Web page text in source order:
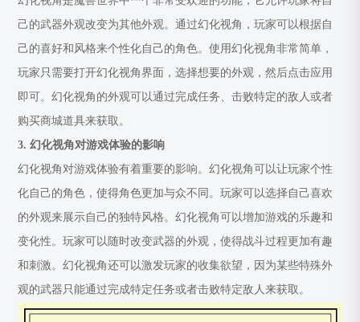
己的武器外观改变为其他外观。通过幻化视角，玩家可以根据自
己的喜好和风格来个性化自己的角色。使用幻化视角非常简单，
玩家只需要打开幻化视角界面，选择想要的外观，然后点击应用
即可。幻化视角的外观可以通过完成任务、击败特定的敌人或者
购买商城道具来获取。
3. 幻化视角对游戏体验的影响
幻化视角对游戏体验有着重要的影响。幻化视角可以让玩家个性
化自己的角色，使得角色更加与众不同。玩家可以选择自己喜欢
的外观来展示自己的独特风格。幻化视角可以增加游戏的乐趣和
变化性。玩家可以随时改变武器的外观，使得战斗过程更加有趣
和刺激。幻化视角还可以激发玩家的收集欲望，因为某些特殊外
观的武器只能通过完成特定任务或者击败特定敌人来获取。